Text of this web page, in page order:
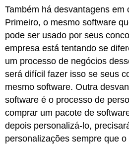
Também há desvantagens em
Primeiro, o mesmo software
pode ser usado por seus
empresa está tentando se
um processo de negócios
será difícil fazer isso se seus
mesmo software. Outra
software é o processo de
comprar um pacote de
depois personalizá-lo,
personalizações sempre que